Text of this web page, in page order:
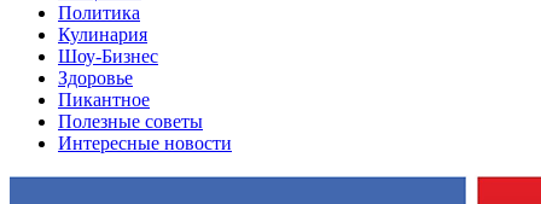
Политика
Кулинария
Шоу-Бизнес
Здоровье
Пикантное
Полезные советы
Интересные новости